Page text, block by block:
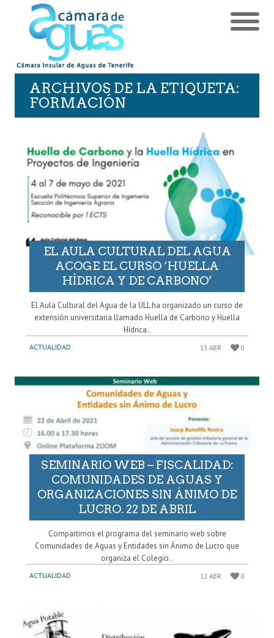
ARCHIVOS DE LA ETIQUETA:
FORMACIÓN
EL AULA CULTURAL DEL AGUA
ACOGE EL CURSO ‘HUELLA
HÍDRICA Y DE CARBONO’
El Aula Cultural del Agua de la ULL ha organizado un curso de
extensión universitaria llamado Huella de Carbono y Huella
Hídrica..
ACTUALIDAD 13 ABR 0
SEMINARIO WEB – FISCALIDAD:
COMUNIDADES DE AGUAS Y
ORGANIZACIONES SIN ÁNIMO DE
LUCRO. 22 DE ABRIL
Compartimos el programa del seminario web sobre
Comunidades de Aguas y Entidades sin Ánimo de Lucro que
organiza el Colegio..
ACTUALIDAD 12 ABR 0